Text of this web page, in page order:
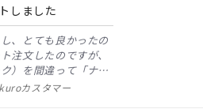
しました
、とても良かったの
注文したのですが、
）を間違って「ナチ
してしまいました。
カスタマー